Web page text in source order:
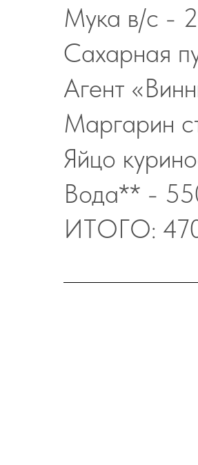
Мука в/с -
Сахарная
Агент
Маргарин
Яйцо
Вода** -
ИТОГО: